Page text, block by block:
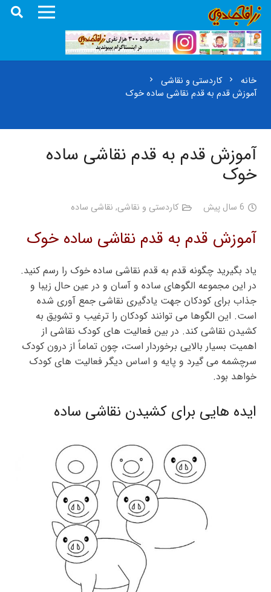
خانه chevron_right کاردستی و نقاشی chevron_right
آموزش قدم به قدم نقاشی ساده خوک
آموزش قدم به قدم نقاشی ساده
خوک
6 سال پیش کاردستی و نقاشی, نقاشی ساده
آموزش قدم به قدم نقاشی ساده خوک
یاد بگیرید چگونه قدم به قدم نقاشی ساده خوک را رسم کنید.
در این مجموعه الگوهای ساده و آسان و در عین حال زیبا و
جذاب برای کودکان جهت یادگیری نقاشی جمع آوری شده
است. این الگوها می توانند کودکان را ترغیب و تشویق به
کشیدن نقاشی کند. در بین فعالیت های کودک نقاشی از
اهمیت بسیار بالایی برخوردار است، چون تماماً از درون کودک
سرچشمه می گیرد و پایه و اساس دیگر فعالیت های کودک
خواهد بود.
ایده هایی برای کشیدن نقاشی ساده